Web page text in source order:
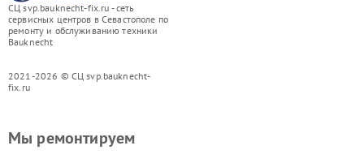
СЦ svp.bauknecht-fix.ru - сеть
сервисных центров в Севастополе по
ремонту и обслуживанию техники
Bauknecht
2021-2026 © СЦ svp.bauknecht-
fix.ru
Мы ремонтируем